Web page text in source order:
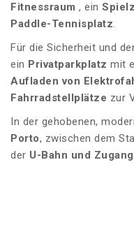
Fitnessraum , ein
Paddle-Tennisplatz.
Für die Sicherheit und
ein Privatparkplatz mit
Aufladen von
Fahrradstellplätze zur
In der gehobenen,
Porto, zwischen dem
der U-Bahn und